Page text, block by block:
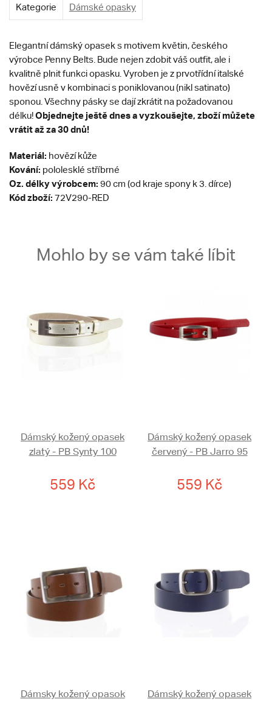
Kategorie Dámské opasky
Elegantní dámský opasek s motivem květin, českého
výrobce Penny Belts. Bude nejen zdobit váš outfit, ale i
kvalitně plnit funkci opasku. Vyroben je z prvotřídní italské
hovězí usně v kombinaci s poniklovanou (nikl satinato)
sponou. Všechny pásky se dají zkrátit na požadovanou
délku!Objednejte ještě dnes a vyzkoušejte, zboží můžete
vrátit až za 30 dnů!
Materiál: hovězí kůže
Kování: pololesklé stříbrné
Oz. délky výrobcem: 90 cm (od kraje spony k 3. dírce)
Kód zboží: 72V290-RED
Mohlo by se vám také líbit
Dámský kožený opasek
zlatý - PB Synty 100
559 Kč
Dámský kožený opasek
červený - PB Jarro 95
559 Kč
Dámsky kožený opasok
Dámský kožený opasek